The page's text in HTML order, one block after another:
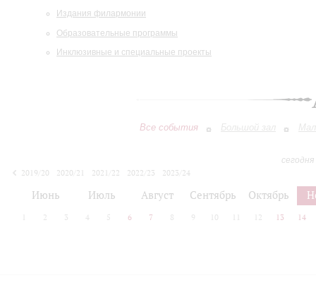
Издания филармонии
Образовательные программы
Инклюзивные и специальные проекты
Все события Большой зал
2019/20
2020/21 2021/22 2022/23
2023/24
Июнь Июль Август Сентябрь Октябрь
2 3 4 5 6 7 8 9 10 12 13 14